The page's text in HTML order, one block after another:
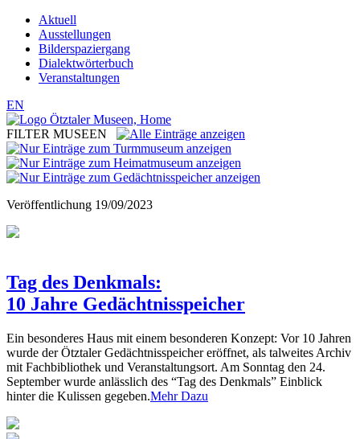
Aktuell
Ausstellungen
Bilderspaziergang
Dialektwörterbuch
Veranstaltungen
EN
FILTER MUSEEN
Veröffentlichung 19/09/2023
Tag des Denkmals:
10 Jahre Gedächtnisspeicher
Ein besonderes Haus mit einem besonderen Konzept: Vor 10 Jahren
wurde der Ötztaler Gedächtnisspeicher eröffnet, als talweites Archiv
mit Fachbibliothek und Veranstaltungsort. Am Sonntag den 24.
September wurde anlässlich des “Tag des Denkmals” Einblick
hinter die Kulissen gegeben.Mehr Dazu